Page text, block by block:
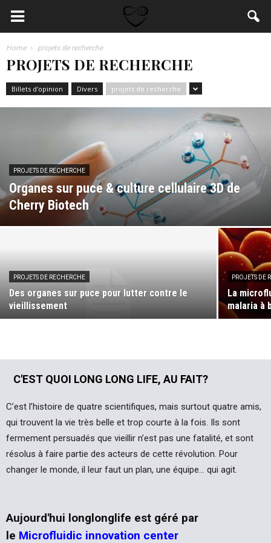
Home projets de recherche
PROJETS DE RECHERCHE
Billets d'opinion Divers projets de recherche
PROJETS DE RECHERCHE
Organes sur puce & culture cellulaire 3D de
Cherry Biotech
PROJETS DE RECHERCHE
Des organes sur puce pour lutter contre le
vieillissement
PROJETS DE
La
malaria à
C'EST QUOI LONG LONG LIFE, AU FAIT?
C’est l’histoire de quatre scientifiques, mais surtout quatre amis,
qui trouvent la vie très belle et trop courte à la fois. Ils sont
fermement persuadés que vieillir n’est pas une fatalité, et sont
résolus à faire partie des acteurs de cette révolution. Pour
changer le monde, il leur faut un plan, une équipe… qui agit.
Aujourd'hui longlonglife est géré par
le Microfluidic innovation center